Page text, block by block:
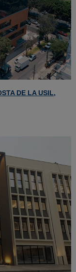
DE LA USIL,